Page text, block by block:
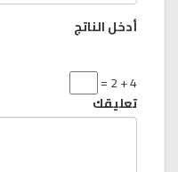
أدخل الناتج
4 + 2 =
تعليقك